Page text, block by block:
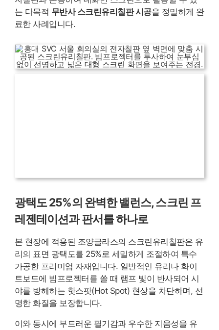
는 다목적 무반사 스크린유리칠판 시공을 정밀하게 완
료한 사례입니다.
광택도 25%의 완벽한 밸런스, 스크린 프
레젠테이션과 판서를 하나로
본 현장에 적용된 조양글라스의 스크린유리칠판은 유
리의 표면 광택도를 25%로 세밀하게 조절하여 특수
가공한 프리미엄 자재입니다. 일반적인 유리나 화이
트보드에 빔프로젝터를 쏠 때 램프 빛이 반사되어 시
야를 방해하는 핫스팟(Hot Spot) 현상을 차단하며, 선
명한 화질을 보장합니다.
이와 동시에 부드러운 필기감과 우수한 지움성을 유